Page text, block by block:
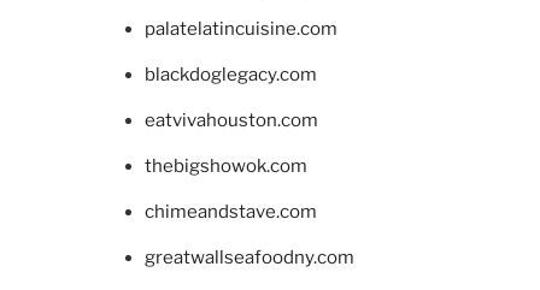
palatelatincuisine.com
blackdoglegacy.com
eatvivahouston.com
thebigshowok.com
chimeandstave.com
greatwallseafoodny.com